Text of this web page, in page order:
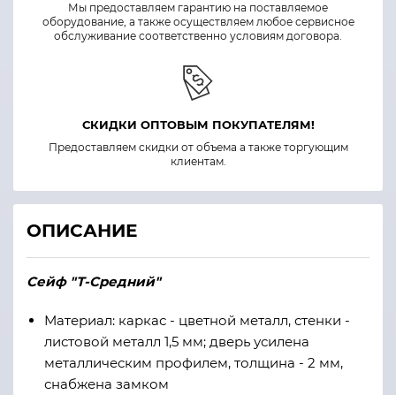
Мы предоставляем гарантию на поставляемое
оборудование, а также осуществляем любое сервисное
обслуживание соответственно условиям договора.
СКИДКИ ОПТОВЫМ ПОКУПАТЕЛЯМ!
Предоставляем скидки от объема а также торгующим
клиентам.
ОПИСАНИЕ
Сейф "Т-Средний"
Материал: каркас - цветной металл, стенки -
листовой металл 1,5 мм; дверь усилена
металлическим профилем, толщина - 2 мм,
снабжена замком